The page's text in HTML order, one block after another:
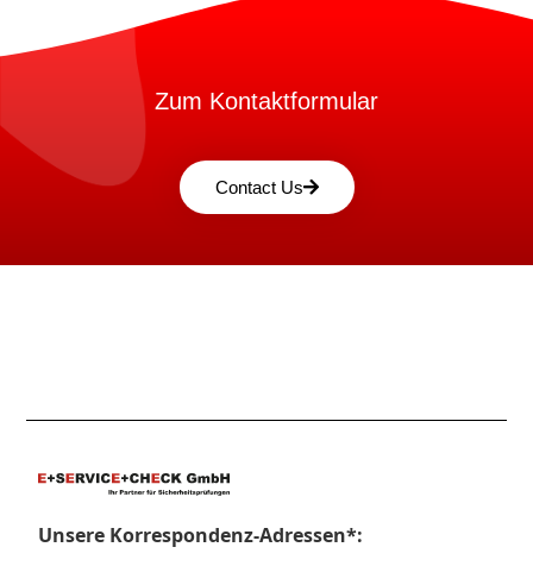
Zum Kontaktformular
Contact Us
Unsere Korrespondenz-Adressen*: